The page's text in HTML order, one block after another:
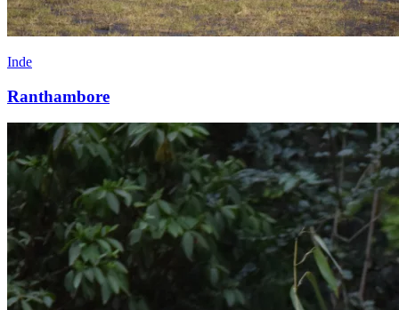
Inde
Ranthambore